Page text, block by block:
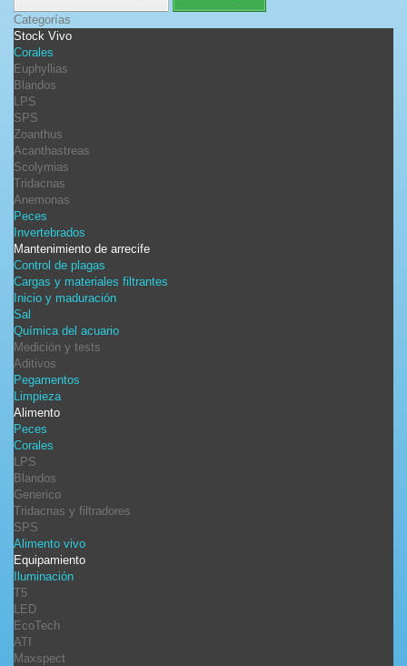
Categorías
Stock Vivo
Corales
Euphyllias
Blandos
LPS
SPS
Zoanthus
Acanthastreas
Scolymias
Tridacnas
Anemonas
Peces
Invertebrados
Mantenimiento de arrecife
Control de plagas
Cargas y materiales filtrantes
Inicio y maduración
Sal
Química del acuario
Medición y tests
Aditivos
Pegamentos
Limpieza
Alimento
Peces
Corales
LPS
Blandos
Generico
Tridacnas y filtradores
SPS
Alimento vivo
Equipamiento
Iluminación
T5
LED
EcoTech
ATI
Maxspect